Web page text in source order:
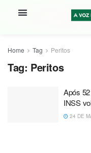
Home Tag Peritos
Tag: Peritos
Após
INSS
24 DE